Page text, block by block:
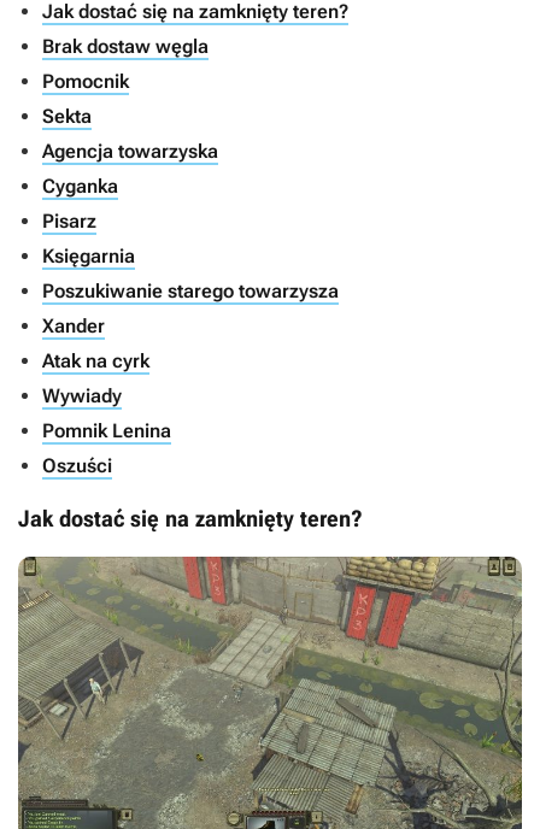
Jak dostać się na zamknięty teren?
Brak dostaw węgla
Pomocnik
Sekta
Agencja towarzyska
Cyganka
Pisarz
Księgarnia
Poszukiwanie starego towarzysza
Xander
Atak na cyrk
Wywiady
Pomnik Lenina
Oszuści
Jak dostać się na zamknięty teren?